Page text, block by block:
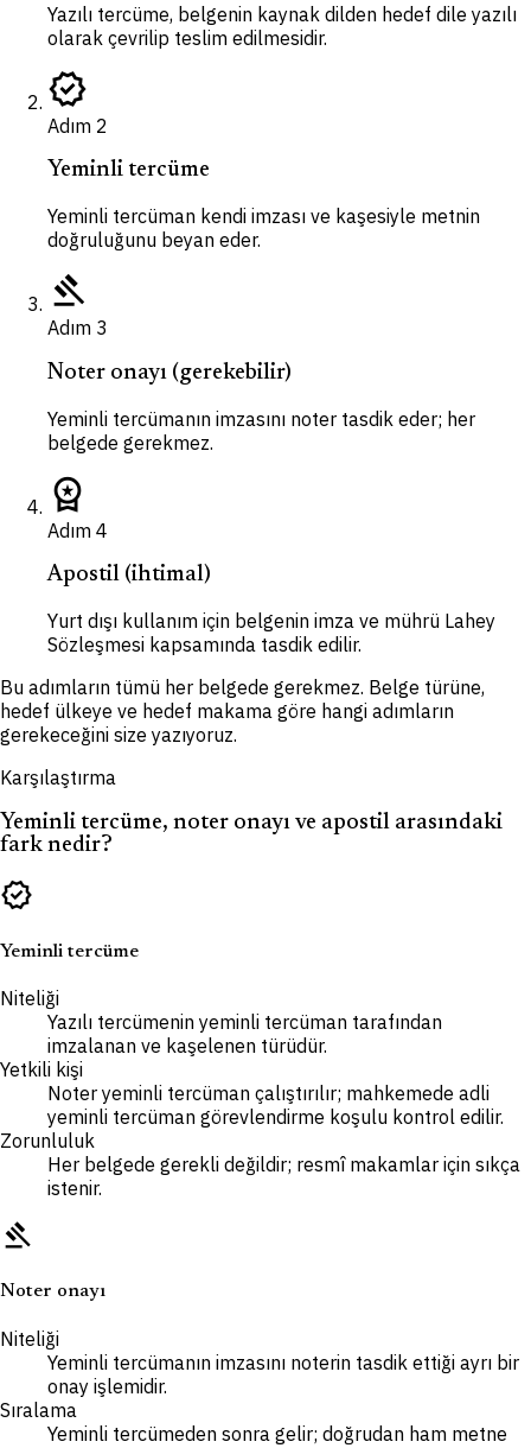
Yazılı tercüme, belgenin kaynak dilden hedef dile yazılı
olarak çevrilip teslim edilmesidir.
verified
Adım 2
Yeminli tercüme
Yeminli tercüman kendi imzası ve kaşesiyle metnin
doğruluğunu beyan eder.
gavel
Adım 3
Noter onayı (gerekebilir)
Yeminli tercümanın imzasını noter tasdik eder; her
belgede gerekmez.
workspace_premium
Adım 4
Apostil (ihtimal)
Yurt dışı kullanım için belgenin imza ve mührü Lahey
Sözleşmesi kapsamında tasdik edilir.
Bu adımların tümü her belgede gerekmez. Belge türüne,
hedef ülkeye ve hedef makama göre hangi adımların
gerekeceğini size yazıyoruz.
Karşılaştırma
Yeminli tercüme, noter onayı ve apostil arasındaki
fark nedir?
verified
Yeminli tercüme
Niteliği
Yazılı tercümenin yeminli tercüman tarafından
imzalanan ve kaşelenen türüdür.
Yetkili kişi
Noter yeminli tercüman çalıştırılır; mahkemede adli
yeminli tercüman görevlendirme koşulu kontrol edilir.
Zorunluluk
Her belgede gerekli değildir; resmî makamlar için sıkça
istenir.
gavel
Noter onayı
Niteliği
Yeminli tercümanın imzasını noterin tasdik ettiği ayrı bir
onay işlemidir.
Sıralama
Yeminli tercümeden sonra gelir; doğrudan ham metne